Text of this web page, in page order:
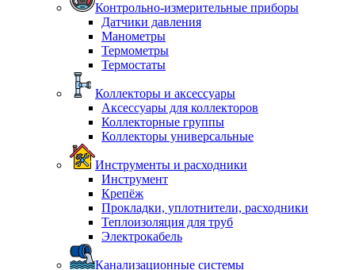
Контрольно-измерительные приборы
Датчики давления
Манометры
Термометры
Термостаты
Коллекторы и аксессуары
Аксессуары для коллекторов
Коллекторные группы
Коллекторы универсальные
Инструменты и расходники
Инструмент
Крепёж
Прокладки, уплотнители, расходники
Теплоизоляция для труб
Электрокабель
Канализационные системы